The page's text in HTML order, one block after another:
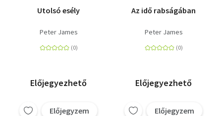
Utolsó esély
Peter James
Előjegyezhető
Előjegyzem
Az idő rabságában
Peter James
Előjegyezhető
Előjegyzem